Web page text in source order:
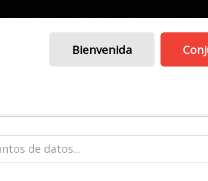
Bienvenida